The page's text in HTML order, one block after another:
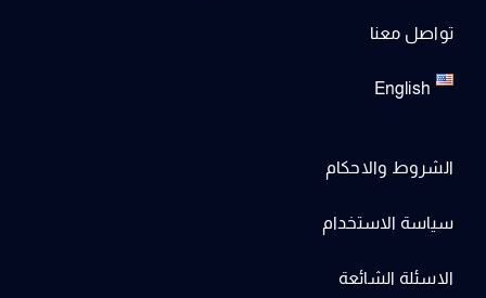
تواصل معنا
English
الشروط والاحكام
سياسة الاستخدام
الاسئلة الشائعة